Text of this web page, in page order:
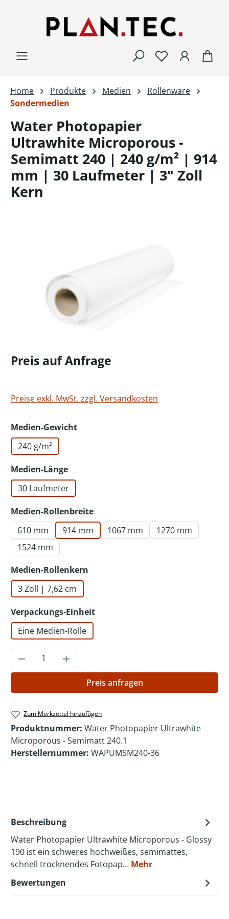
Home Produkte Medien
Rollenware
Sondermedien
Water Photopapier
Ultrawhite Microporous -
Semimatt 240 | 240 g/m² | 914
mm | 30 Laufmeter | 3" Zoll
Kern
Preis auf Anfrage
Preise exkl. MwSt. zzgl. Versandkosten
Medien-Gewichtauswählen
240 g/m²
Medien-Längeauswählen
30 Laufmeter
Medien-Rollenbreiteauswählen
610 mm
914 mm 1067 mm
1270 mm
1524 mm
Medien-Rollenkern
3 Zoll | 7,62 cm
Verpackungs-Einheitauswählen
Eine Medien-Rolle
Produkt Anzahl: Gib den gewünschten
Preis anfragen
Zum Merkzettel hinzufügen
Produktnummer: Water Photopapier Ultrawhite
Microporous - Semimatt 240.1
Herstellernummer: WAPUMSM240-36
Beschreibung
Water Photopapier Ultrawhite Microporous - Glossy
190 ist ein schweres hochweißes, semimattes,
schnell trocknendes Fotopap… Mehr
Bewertungen